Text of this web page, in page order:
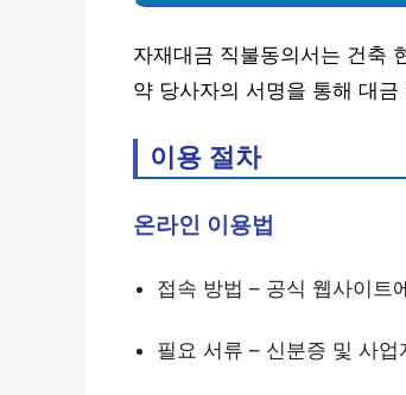
자재대금 직불동의서는 건축
약 당사자의 서명을 통해 대
이용 절차
온라인 이용법
접속 방법 – 공식 웹사이트
필요 서류 – 신분증 및 사